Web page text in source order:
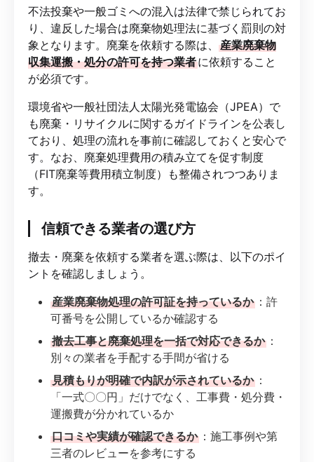
不法投棄や一般ゴミへの混入は法律で禁じられてお
り、違反した場合は廃棄物処理法に基づく罰則の対
象となります。廃棄を依頼する際は、 産業廃棄物
収集運搬・処分の許可を持つ業者に依頼すること
が必須です。
環境省や一般社団法人太陽光発電協会（JPEA）で
も廃棄・リサイクルに関するガイドラインを公表し
ており、処理の流れを事前に確認しておくと安心で
す。なお、廃棄処理費用の積み立てを促す制度
（FIT廃棄等費用積立制度）も整備されつつありま
す。
信頼できる業者の選び方
撤去・廃棄を依頼する業者を選ぶ際は、以下のポイ
ントを確認しましょう。
産業廃棄物処理の許可証を持っているか ：許
可番号を公開しているか確認する
撤去工事と廃棄処理を一括で対応できるか ：
別々の業者を手配する手間が省ける
見積もりが明確で内訳が示されているか ：
「一式〇〇円」だけでなく、工事費・処分費・
運搬費が分かれているか
口コミや実績が確認できるか ：施工事例や第
三者のレビューを参考にする